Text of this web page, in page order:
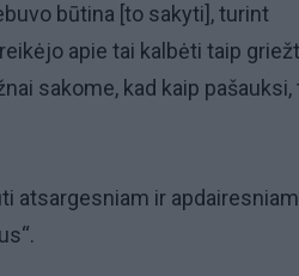
būtina [to sakyti], turint
apie tai kalbėti taip
sakome, kad kaip pašauksi,
atsargesniam ir